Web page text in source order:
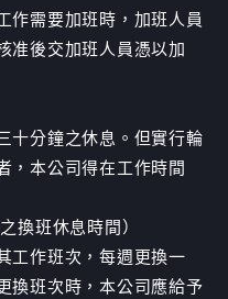
作需要加班時，加班人員
准後交加班人員憑以加
十分鐘之休息。但實行輪
，本公司得在工作時間
換班休息時間）
工作班次，每週更換一
換班次時，本公司應給予